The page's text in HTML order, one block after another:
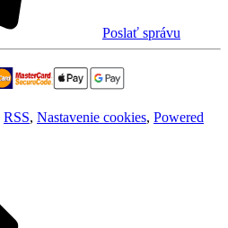
Poslať správu
RSS, Nastavenie cookies, Powered